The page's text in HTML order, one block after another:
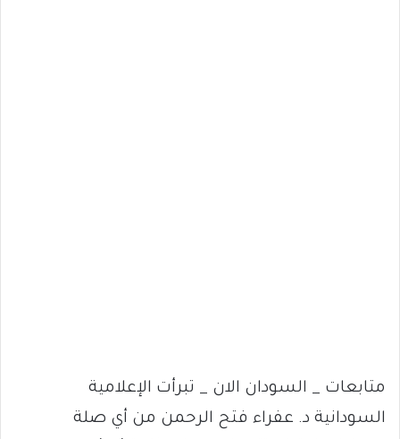
متابعات _ السودان الان _ تبرأت الإعلامية
السودانية د. عفراء فتح الرحمن من أي صلة